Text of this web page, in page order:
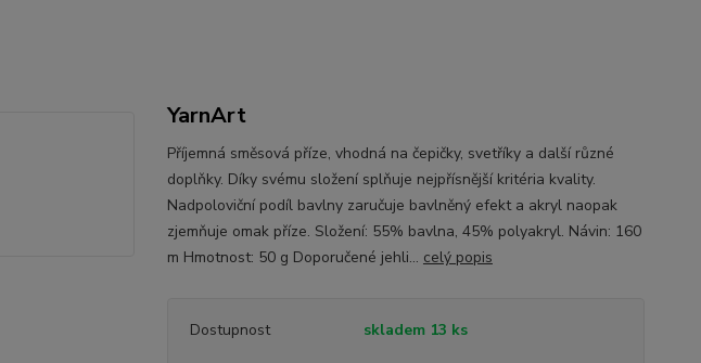
YarnArt
Příjemná směsová příze, vhodná na čepičky, svetříky a další různé
doplňky. Díky svému složení splňuje nejpřísnější kritéria kvality.
Nadpoloviční podíl bavlny zaručuje bavlněný efekt a akryl naopak
zjemňuje omak příze. Složení: 55% bavlna, 45% polyakryl. Návin: 160
m Hmotnost: 50 g Doporučené jehli... celý popis
Dostupnost skladem 13 ks